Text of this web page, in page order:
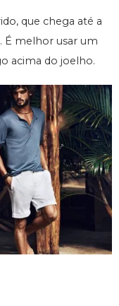
que chega até a
É melhor usar um
acima do joelho.